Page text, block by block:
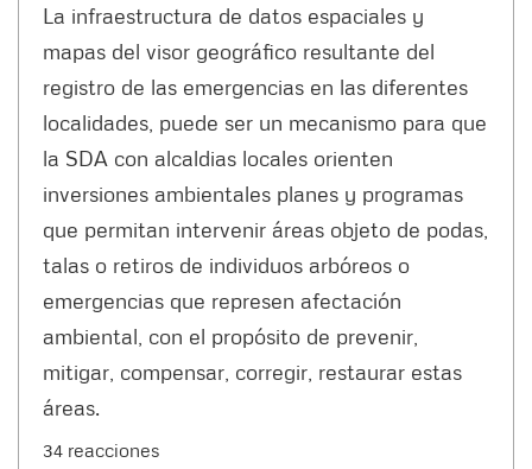
La infraestructura de datos espaciales y
mapas del visor geográfico resultante del
registro de las emergencias en las diferentes
localidades, puede ser un mecanismo para que
la SDA con alcaldias locales orienten
inversiones ambientales planes y programas
que permitan intervenir áreas objeto de podas,
talas o retiros de individuos arbóreos o
emergencias que represen afectación
ambiental, con el propósito de prevenir,
mitigar, compensar, corregir, restaurar estas
áreas.
34 reacciones